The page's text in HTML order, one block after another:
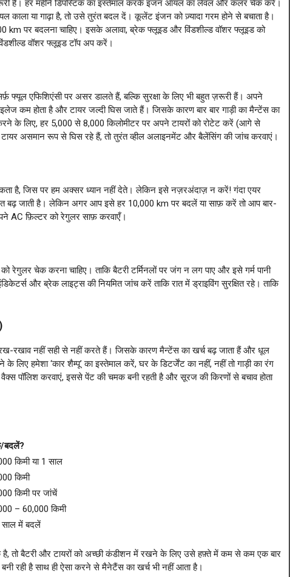
है। हर महीने डिपस्टिक का इस्तेमाल करके इंजन ऑयल का लेवल और कलर चेक करें।
या गाढ़ा है, तो उसे तुरंत बदल दें। कूलेंट इंजन को ज़्यादा गरम होने से बचाता है।
पर बदलना चाहिए। इसके अलावा, ब्रेक फ्लूइड और विंडशील्ड वॉशर फ्लूइड को
वॉशर फ्लूइड टॉप अप करें।
फ्यूल एफिशिएंसी पर असर डालते हैं, बल्कि सुरक्षा के लिए भी बहुत ज़रूरी हैं। अपने
कम होता है और टायर जल्दी घिस जाते हैं। जिसके कारण बार बार गाड़ी का मैन्टेंस का
करने के लिए, हर 5,000 से 8,000 किलोमीटर पर अपने टायरों को रोटेट करें (आगे से
असमान रूप से घिस रहे हैं, तो तुरंत व्हील अलाइनमेंट और बैलेंसिंग की जांच करवाएं।
है, जिस पर हम अक्सर ध्यान नहीं देते। लेकिन इसे नज़रअंदाज़ न करें! गंदा एयर
बढ़ जाती है। लेकिन अगर आप इसे हर 10,000 km पर बदलें या साफ़ करें तो आप बार-
AC फ़िल्टर को रेगुलर साफ़ करवाएँ।
रेगुलर चेक करना चाहिए। ताकि बैटरी टर्मिनलों पर जंग न लग पाए और इसे गर्म पानी
और ब्रेक लाइट्स की नियमित जांच करें ताकि रात में ड्राइविंग सुरक्षित रहे। ताकि
रखाव नहीं सही से नहीं करते हैं। जिसके कारण मैन्टेंस का खर्च बढ़ जाता हैं और धूल
लिए हमेशा ‘कार शैम्पू’ का इस्तेमाल करें, घर के डिटर्जेंट का नहीं, नहीं तो गाड़ी का रंग
पॉलिश करवाएं, इससे पेंट की चमक बनी रहती है और सूरज की किरणों से बचाव होता
किमी या 1 साल
किमी
किमी पर जांचें
– 60,000 किमी
में बदलें
तो बैटरी और टायरों को अच्छी कंडीशन में रखने के लिए उसे हफ़्ते में कम से कम एक बार
रही है साथ ही ऐसा करने से मैनेटैंस का खर्च भी नहीं आता है।